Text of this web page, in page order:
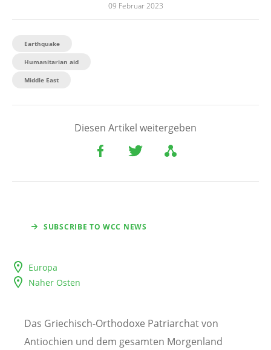
09 Februar 2023
Earthquake
Humanitarian aid
Middle East
Diesen Artikel weitergeben
SUBSCRIBE TO WCC NEWS
Europa
Naher Osten
Das Griechisch-Orthodoxe Patriarchat von
Antiochien und dem gesamten Morgenland